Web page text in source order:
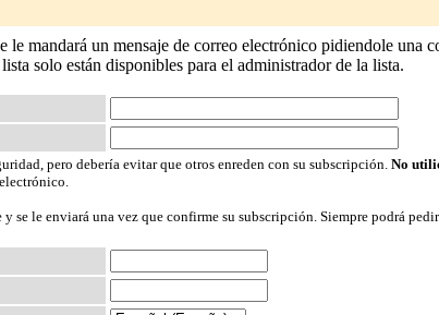
mandará un mensaje de correo electrónico pidiendole una
solo están disponibles para el administrador de la lista.
pero debería evitar que otros enreden con su subscripción. No
se le enviará una vez que confirme su subscripción. Siempre podrá